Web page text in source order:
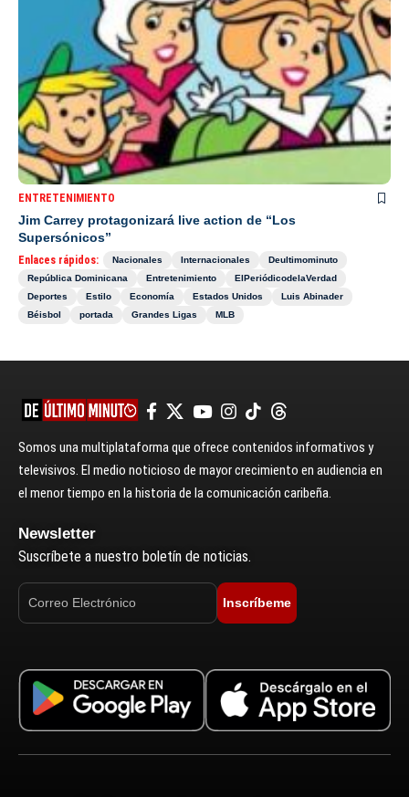
ENTRETENIMIENTO
Jim Carrey protagonizará live action de “Los
Supersónicos”
Enlaces rápidos: Nacionales Internacionales
Deultimominuto
República Dominicana
Entretenimiento
ElPeriódicodelaVerdad
Deportes
Estilo Economía Estados Unidos
Luis Abinader
Béisbol
portada Grandes Ligas MLB
Somos una multiplataforma que ofrece contenidos informativos y
televisivos. El medio noticioso de mayor crecimiento en audiencia en
el menor tiempo en la historia de la comunicación caribeña.
Newsletter
Suscríbete a nuestro boletín de noticias.
Inscríbeme